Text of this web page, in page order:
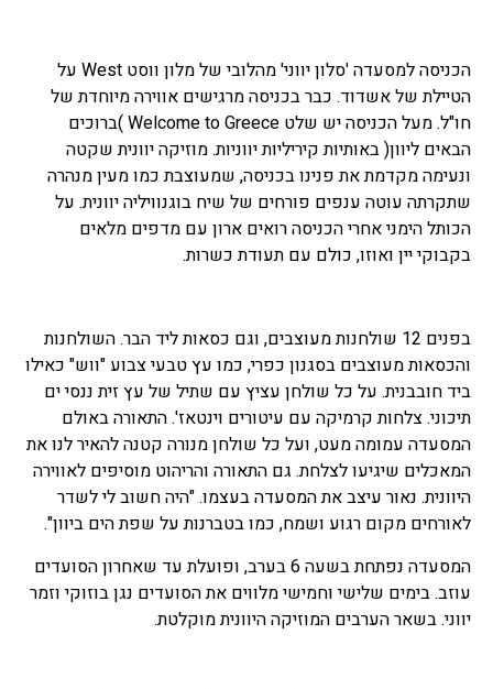
הכניסה למסעדה 'סלון יווני' מהלובי של מלון ווסט West על
הטיילת של אשדוד. כבר בכניסה מרגישים אווירה מיוחדת של
חו"ל. מעל הכניסה יש שלט Welcome to Greece )ברוכים
הבאים ליוון( באותיות קיריליות יווניות. מוזיקה יוונית שקטה
ונעימה מקדמת את פנינו בכניסה, שמעוצבת כמו מעין מנהרה
שתקרתה עוטה ענפים פורחים של שיח בוגנוויליה יוונית. על
הכותל הימני אחרי הכניסה רואים ארון עם מדפים מלאים
בקבוקי יין ואוזו, כולם עם תעודת כשרות.
בפנים 12 שולחנות מעוצבים, וגם כסאות ליד הבר. השולחנות
והכסאות מעוצבים בסגנון כפרי, כמו עץ טבעי צבוע "ווש" כאילו
ביד חובבנית. על כל שולחן עציץ עם שתיל של עץ זית ננסי ים
תיכוני. צלחות קרמיקה עם עיטורים וינטאז'. התאורה באולם
המסעדה עמומה מעט, ועל כל שולחן מנורה קטנה להאיר לנו את
המאכלים שיגיעו לצלחת. גם התאורה והריהוט מוסיפים לאווירה
היוונית. נאור עיצב את המסעדה בעצמו. "היה חשוב לי לשדר
לאורחים מקום רגוע ושמח, כמו בטברנות על שפת הים ביוון".
המסעדה נפתחת בשעה 6 בערב, ופועלת עד שאחרון הסועדים
עוזב. בימים שלישי וחמישי מלווים את הסועדים נגן בוזוקי וזמר
יווני. בשאר הערבים המוזיקה היוונית מוקלטת.